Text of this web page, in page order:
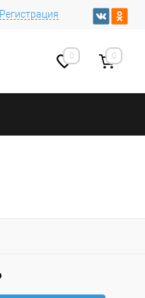
Регистрация
0 0